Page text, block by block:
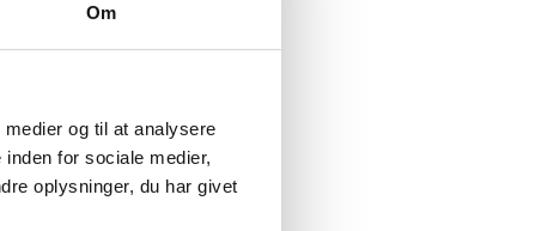
Om
og til at analysere
for sociale medier,
oplysninger, du har givet